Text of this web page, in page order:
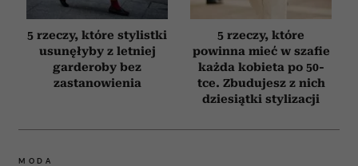
5 rzeczy, które stylistki
usunęłyby z letniej
garderoby bez
zastanowienia
5 rzeczy, które
powinna mieć w szafie
każda kobieta po 50-
tce. Zbudujesz z nich
dziesiątki stylizacji
MODA